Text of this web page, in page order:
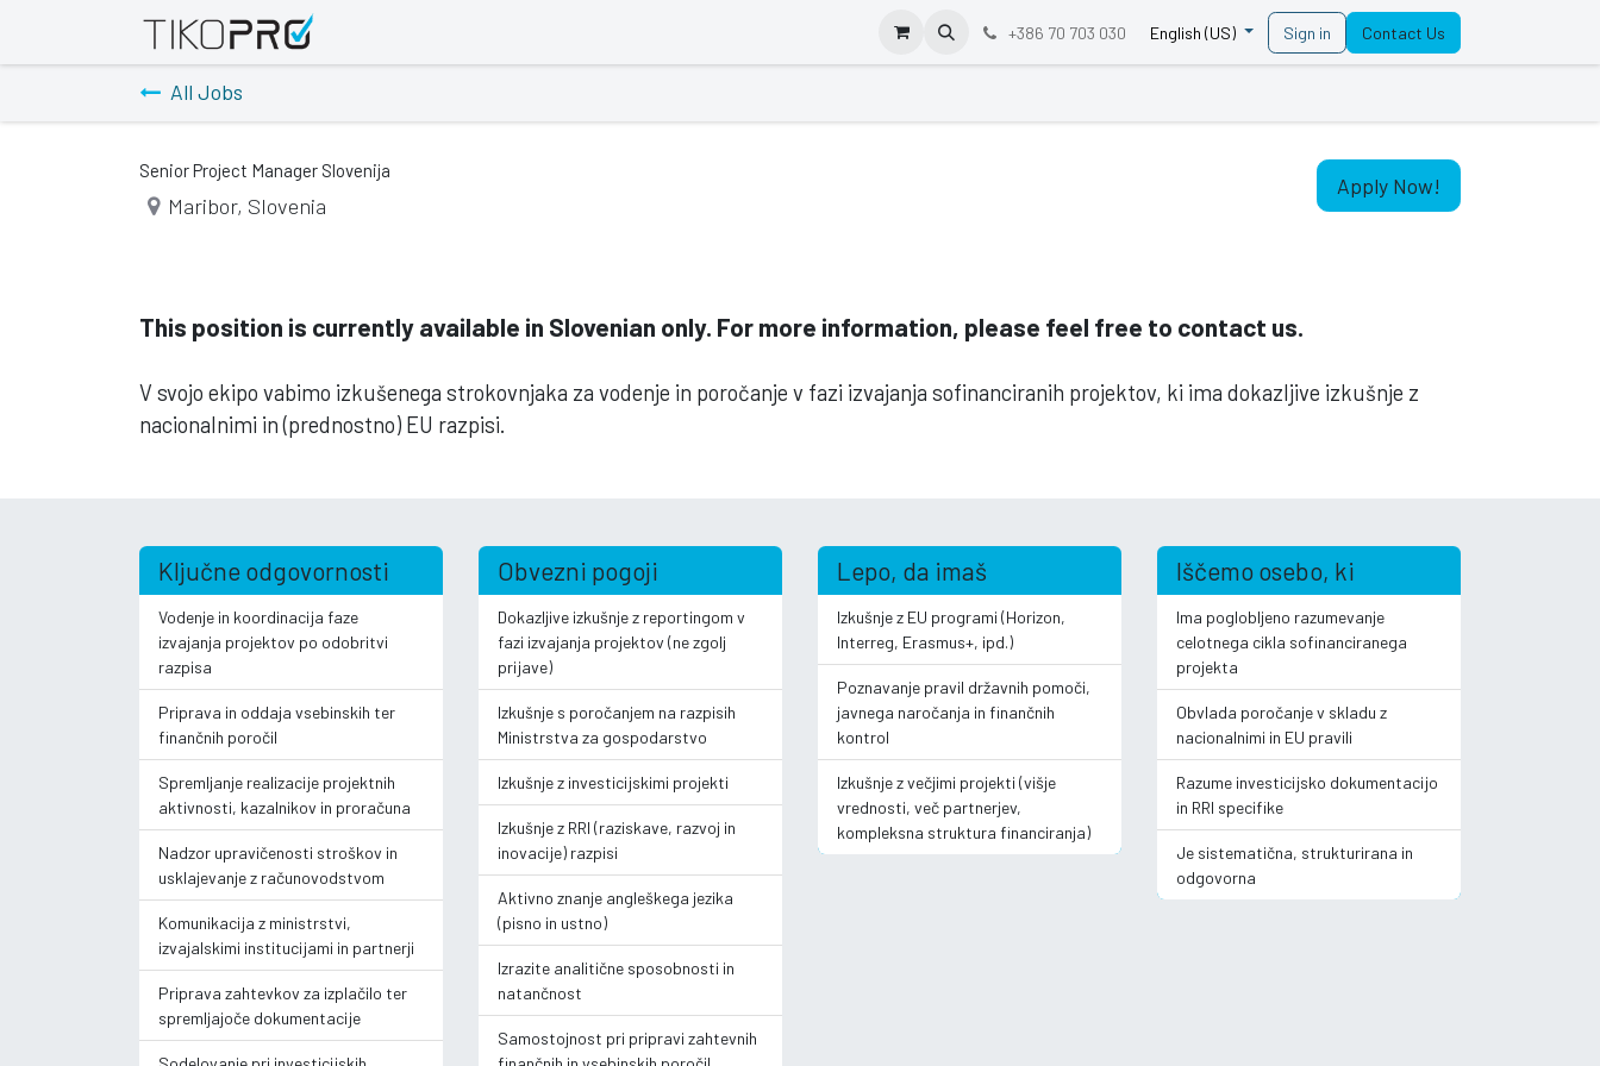
+386 70 703 030 English (US) Sign in Contact Us
All Jobs
Apply Now!
Senior Project Manager Slovenija
Maribor, Slovenia
This position is currently available in Slovenian only. For more information, please feel free to contact us.
V svojo ekipo vabimo izkušenega strokovnjaka za vodenje in poročanje v fazi izvajanja sofinanciranih projektov, ki ima dokazljive izkušnje z
nacionalnimi in (prednostno) EU razpisi.
Ključne odgovornosti
Vodenje in koordinacija faze
izvajanja projektov po odobritvi
razpisa
Priprava in oddaja vsebinskih ter
finančnih poročil
Spremljanje realizacije projektnih
aktivnosti, kazalnikov in proračuna
Nadzor upravičenosti stroškov in
usklajevanje z računovodstvom
Komunikacija z ministrstvi,
izvajalskimi institucijami in partnerji
Priprava zahtevkov za izplačilo ter
spremljajoče dokumentacije
Obvezni pogoji
Dokazljive izkušnje z reportingom v
fazi izvajanja projektov (ne zgolj
prijave)
Izkušnje s poročanjem na razpisih
Ministrstva za gospodarstvo
Izkušnje z investicijskimi projekti
Izkušnje z RRI (raziskave, razvoj in
inovacije) razpisi
Aktivno znanje angleškega jezika
(pisno in ustno)
Izrazite analitične sposobnosti in
natančnost
Samostojnost pri pripravi zahtevnih
Lepo, da imaš
Izkušnje z EU programi (Horizon,
Interreg, Erasmus+, ipd.)
Poznavanje pravil državnih pomoči,
javnega naročanja in finančnih
kontrol
Izkušnje z večjimi projekti (višje
vrednosti, več partnerjev,
kompleksna struktura financiranja)
Iščemo osebo, ki
Ima poglobljeno razumevanje
celotnega cikla sofinanciranega
projekta
Obvlada poročanje v skladu z
nacionalnimi in EU pravili
Razume investicijsko dokumentacijo
in RRI specifike
Je sistematična, strukturirana in
odgovorna